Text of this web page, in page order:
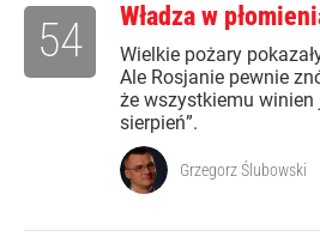
Władza w
Wielkie pożary
Ale Rosjanie pewnie
że wszystkiemu winien
sierpień”.
54
Grzegorz Ślubowski